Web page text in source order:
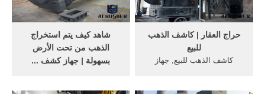
شهادات توفل ايلتس داخل ...
‫شاهد كيف يتم استخراج
الذهب من تحت الأرض
بسهولة | جهاز كشف ...
حراج العقار | كاشف الذهب
للبيع
كاشف الذهب للبيع, جهاز